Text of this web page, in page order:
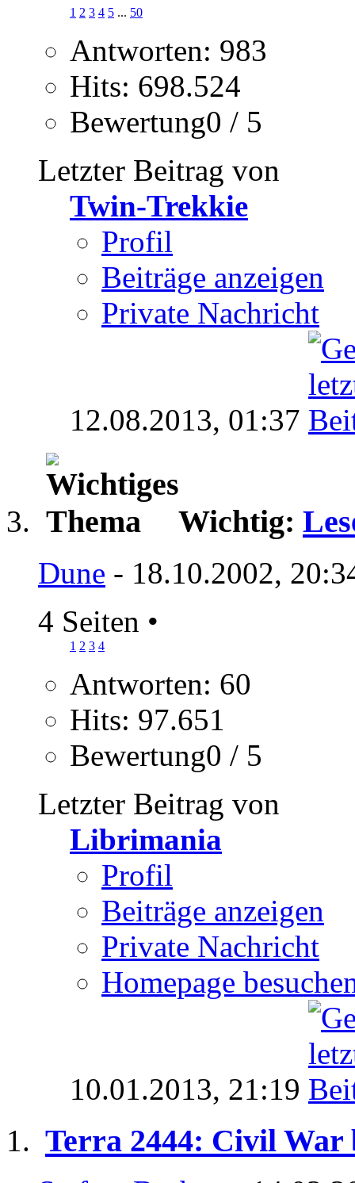
1 2 3 4 5 ... 50
Antworten: 983
Hits: 698.524
Bewertung0 / 5
Letzter Beitrag von
Twin-Trekkie
Profil
Beiträge anzeigen
Private Nachricht
12.08.2013, 01:37
Wichtig:
Dune - 18.10.2002,
4 Seiten •
1 2 3 4
Antworten: 60
Hits: 97.651
Bewertung0 / 5
Letzter Beitrag von
Librimania
Profil
Beiträge anzeigen
Private Nachricht
Homepage
10.01.2013, 21:19
Terra 2444: Civil War